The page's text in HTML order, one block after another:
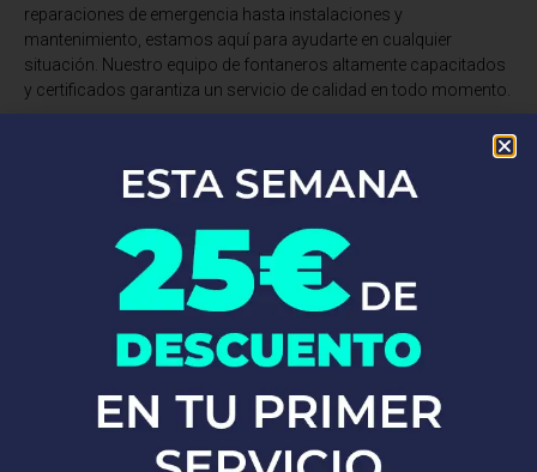
reparaciones de emergencia hasta instalaciones y
mantenimiento, estamos aquí para ayudarte en cualquier
situación. Nuestro equipo de fontaneros altamente capacitados
y certificados garantiza un servicio de calidad en todo momento.
¿Tienes una fuga de agua, un desagüe obstruido o necesitas una
instalación de fontanería? No busques más. Somos expertos en
reparaciones de tuberías, desatascos, instalaciones de grifería,
alta calidad y las técnicas más avanzadas para asegurarnos de
que tu sistema de fontanería funcione perfectamente.
Llámanos ahora y descubre por qué tantos
de fontanería de manera rápida, eficiente y a precios
nos necesites!
PEDIR PRESUPUESTO